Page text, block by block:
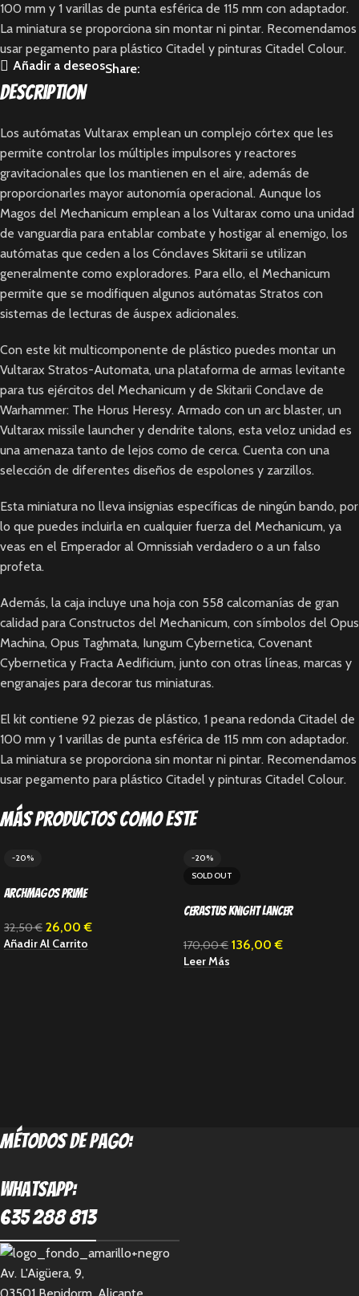
100 mm y 1 varillas de punta esférica de 115 mm con adaptador.
La miniatura se proporciona sin montar ni pintar. Recomendamos
usar pegamento para plástico Citadel y pinturas Citadel Colour.
Añadir a deseosShare:
Description
Los autómatas Vultarax emplean un complejo córtex que les
permite controlar los múltiples impulsores y reactores
gravitacionales que los mantienen en el aire, además de
proporcionarles mayor autonomía operacional. Aunque los
Magos del Mechanicum emplean a los Vultarax como una unidad
de vanguardia para entablar combate y hostigar al enemigo, los
autómatas que ceden a los Cónclaves Skitarii se utilizan
generalmente como exploradores. Para ello, el Mechanicum
permite que se modifiquen algunos autómatas Stratos con
sistemas de lecturas de áuspex adicionales.
Con este kit multicomponente de plástico puedes montar un
Vultarax Stratos-Automata, una plataforma de armas levitante
para tus ejércitos del Mechanicum y de Skitarii Conclave de
Warhammer: The Horus Heresy. Armado con un arc blaster, un
Vultarax missile launcher y dendrite talons, esta veloz unidad es
una amenaza tanto de lejos como de cerca. Cuenta con una
selección de diferentes diseños de espolones y zarzillos.
Esta miniatura no lleva insignias específicas de ningún bando, por
lo que puedes incluirla en cualquier fuerza del Mechanicum, ya
veas en el Emperador al Omnissiah verdadero o a un falso
profeta.
Además, la caja incluye una hoja con 558 calcomanías de gran
calidad para Constructos del Mechanicum, con símbolos del Opus
Machina, Opus Taghmata, Iungum Cybernetica, Covenant
Cybernetica y Fracta Aedificium, junto con otras líneas, marcas y
engranajes para decorar tus miniaturas.
El kit contiene 92 piezas de plástico, 1 peana redonda Citadel de
100 mm y 1 varillas de punta esférica de 115 mm con adaptador.
La miniatura se proporciona sin montar ni pintar. Recomendamos
usar pegamento para plástico Citadel y pinturas Citadel Colour.
Más productos como este
-20%
Archmagos Prime
32,50€ 26,00€
Añadir Al Carrito
-20%
SOLD OUT
Cerastus Knight Lancer
170,00€ 136,00€
Leer Más
métodos de pago:
Whatsapp:
635 288 813
Av. L'Aigüera, 9,
03501 Benidorm, Alicante